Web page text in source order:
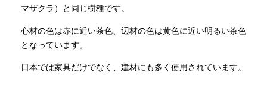
マザクラ）と同じ樹種です。
心材の色は赤に近い茶色、辺材の色は黄色に近い明るい茶色
となっています。
日本では家具だけでなく、建材にも多く使用されています。